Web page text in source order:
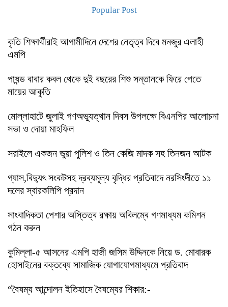
Popular Post
কৃতি শিক্ষার্থীরাই আগামীদিনে দেশের নেতৃত্ব দিবে মনজুর এলাহী
এমপি
পাষন্ড বাবার কবল থেকে দুই বছরের শিশু সন্তানকে ফিরে পেতে
মায়ের আকুতি
মোল্লাহাটে জুলাই গণঅভ্যুত্থান দিবস উপলক্ষে বিএনপির আলোচনা
সভা ও দোয়া মাহফিল
সরাইলে একজন ভুয়া পুলিশ ও তিন কেজি মাদক সহ তিনজন আটক
গ্যাস,বিদ্যুৎ সংকটসহ দ্রব্যমূল্য বৃদ্ধির প্রতিবাদে নরসিংদীতে ১১
দলের স্বারকলিপি প্রদান
সাংবাদিকতা পেশার অস্তিত্ব রক্ষায় অবিলম্বে গণমাধ্যম কমিশন
গঠন করুন
কুমিল্লা-৫ আসনের এমপি হাজী জসিম উদ্দিনকে নিয়ে ড. মোবারক
হোসাইনের বক্তব্যে সামাজিক যোগাযোগমাধ্যমে প্রতিবাদ
“বৈষম্য আন্দোলন ইতিহাসে বৈষম্যের শিকার:-